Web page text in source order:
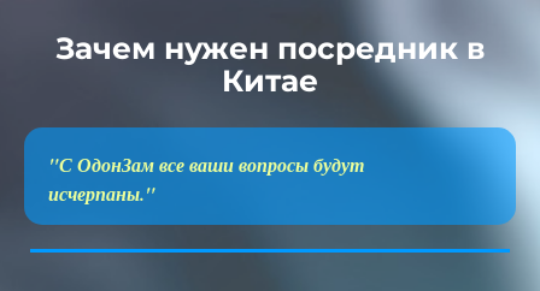
Зачем нужен посредник в
Китае
"С ОдонЗам все ваши вопросы будут
исчерпаны."